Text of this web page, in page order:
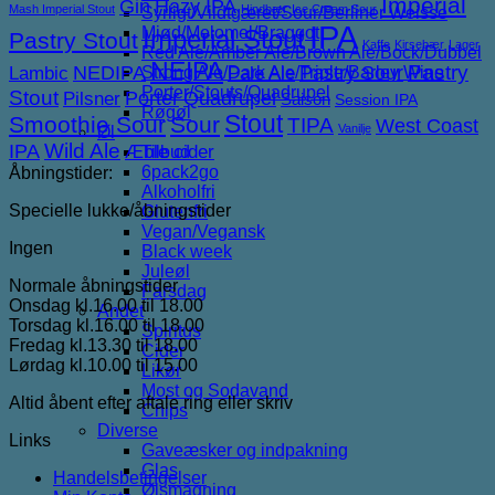
Syrligt/Vildtgæret/Sour/Berliner Weisse
Mjød/Melomel/Braggot
Red Ale/Amber Ale/Brown Ale/Bock/Dubbel
Strong Ale/Dark Ale/Triple/Barley Wine
Porter/Stouts/Quadrupel
Røgøl
Øl
Tilbud
6pack2go
Alkoholfri
Glutenfri
Vegan/Vegansk
Black week
Juleøl
Farsdag
Andet
Spiritus
Cider
Likør
Most og Sodavand
Chips
Diverse
Gaveæsker og indpakning
Glas
Ølsmagning
Mash Imperial Stout GinHazy IPA Hindbær Ice Cream Sour
Pastry StoutImperial StoutIPA Kaffe Kirsebær Lager
Lambic NEDIPANEIPA Pale Ale Pastry SourPastry
Stout Pilsner Porter Quadrupel Saison Session IPA
Smoothie SourSour StoutTIPA Vanilje West Coast
IPAWild Ale Æble cider
Åbningstider:
Specielle lukke/åbningstider
Ingen
Normale åbningstider
Onsdag kl.16.00 til 18.00
Torsdag kl.16.00 til 18.00
Fredag kl.13.30 til 18.00
Lørdag kl.10.00 til 15.00
Altid åbent efter aftale ring eller skriv
Links
Handelsbetingelser